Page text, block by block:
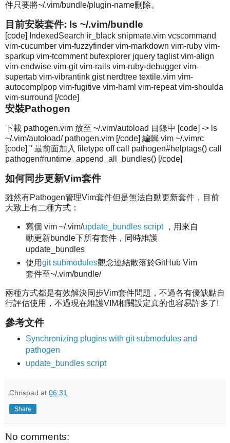
件只要將~/.vim/bundle/plugin-name刪除。
目前安裝套件: ls ~/.vim/bundle
[code] IndexedSearch ir_black snipmate.vim vcscommand
vim-cucumber vim-fuzzyfinder vim-markdown vim-ruby vim-
sparkup vim-tcomment bufexplorer jquery taglist vim-align
vim-endwise vim-git vim-rails vim-ruby-debugger vim-
supertab vim-vibrantink gist nerdtree textile.vim vim-
autocomplpop vim-fugitive vim-haml vim-repeat vim-shoulda
vim-surround [/code]
安裝Pathogen
下載 pathogen.vim 放至 ~/.vim/autoload 目錄中 [code] -> ls
~/.vim/autoload/ pathogen.vim [/code] 編輯 vim ~/.vimrc
[code] " 最前面加入 filetype off call pathogen#helptags() call
pathogen#runtime_append_all_bundles() [/code]
如何同步更新Vim套件
雖然有Pathogen管理Vim套件但是無法自動更新套件，目前
大致上有二種方式：
寫個 vim ~/.vim/update_bundles script，用來自
動更新bundle下所有套件，同時維護
update_bundles
使用git submodules觀念連結散落於GitHub Vim
套件至~/.vim/bundle/
兩種方式都是有效解決同步Vim套件問題，不過各有優缺點自
行評估使用，不過現在維護VIM相關設定真的也容易許多了!
參考文件
Synchronizing plugins with git submodules and
pathogen
update_bundles script
Chrispad at 06:31
Share
No comments: